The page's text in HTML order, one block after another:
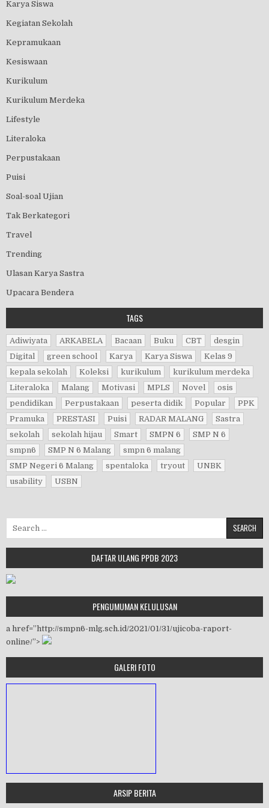
Karya Siswa
Kegiatan Sekolah
Kepramukaan
Kesiswaan
Kurikulum
Kurikulum Merdeka
Lifestyle
Literaloka
Perpustakaan
Puisi
Soal-soal Ujian
Tak Berkategori
Travel
Trending
Ulasan Karya Sastra
Upacara Bendera
TAGS
Adiwiyata ARKABELA Bacaan Buku CBT
desgin
Digital
green school Karya Karya Siswa
Kelas 9
kepala sekolah
Koleksi kurikulum
kurikulum merdeka
Literaloka
Malang Motivasi MPLS Novel
osis
pendidikan
Perpustakaan peserta didik Popular
PPK
Pramuka
PRESTASI Puisi RADAR MALANG
Sastra
sekolah
sekolah hijau Smart SMPN 6
SMP N 6
smpn6
SMP N 6 Malang
smpn 6 malang
SMP Negeri 6 Malang
spentaloka tryout
UNBK
usability
USBN
DAFTAR ULANG PPDB 2023
PENGUMUMAN KELULUSAN
a href=”http://smpn6-mlg.sch.id/2021/01/31/ujicoba-raport-
online/”>
GALERI FOTO
ARSIP BERITA